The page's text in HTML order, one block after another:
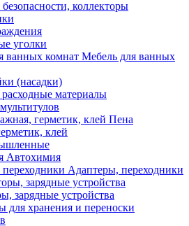
коллекторы
уголки
Мебель для ванных
(насадки)
материалы
Пена
клей
Автохимия
Адаптеры, переходники
зарядные устройства